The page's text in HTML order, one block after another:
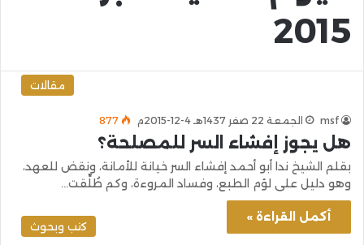
2015
مقالات
msf الجمعة 22 صفر 1437هـ 4-12-2015م 877
هل يجوز إفشاء السر للمصلحة؟
بقلم الشيخ ندا أبو أحمد إفشاء السر خيانة للأمانة، ونقض للعهد،
وهو دليل على لؤم الطبع، وفساد المروءة، وكم طُلِّقت…
أكمل القراءة »
كتب وبحوث